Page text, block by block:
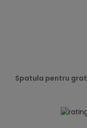
Spatula pentru